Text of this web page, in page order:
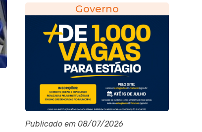
Governo
Publicado em 08/07/2026